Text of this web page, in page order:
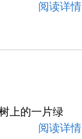
阅读详情
上的一片绿
阅读详情